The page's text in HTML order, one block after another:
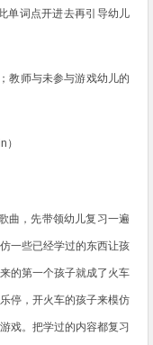
单词点开进去再引导幼儿
教师与未参与游戏幼儿的
）
曲，先带领幼儿复习一遍
一些已经学过的东西让孩
的第一个孩子就成了火车
停，开火车的孩子来模仿
戏。把学过的内容都复习